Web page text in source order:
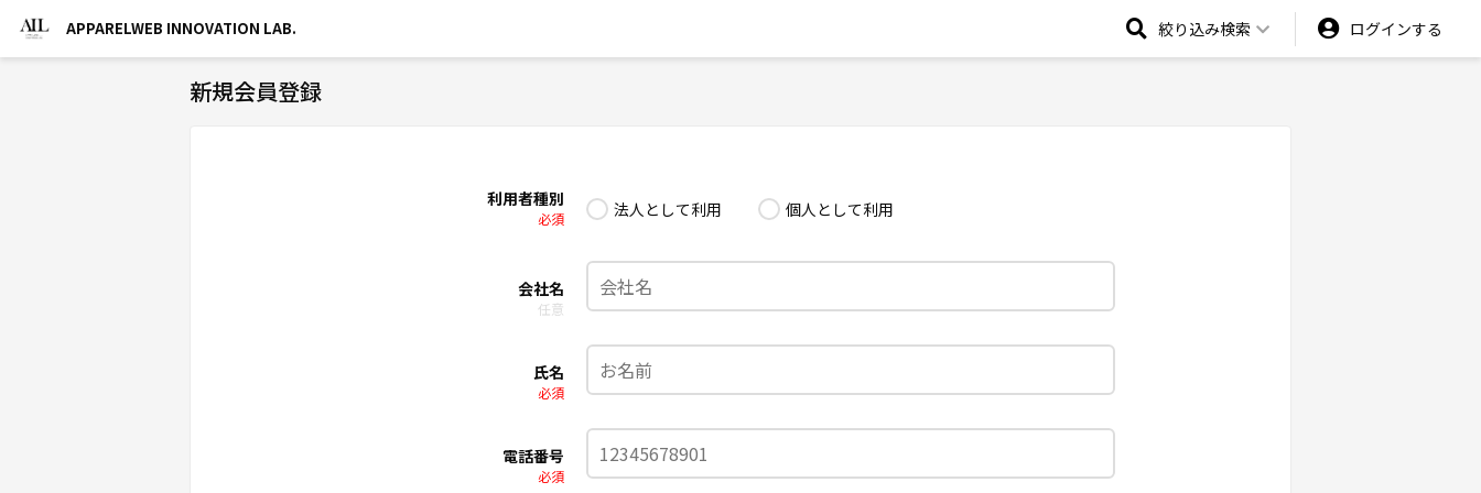
APPARELWEB INNOVATION LAB. 絞り込み検索 ログインする
新規会員登録
利用者種別
必須 法人として利用 個人として利用
会社名
任意
氏名
必須
電話番号
必須